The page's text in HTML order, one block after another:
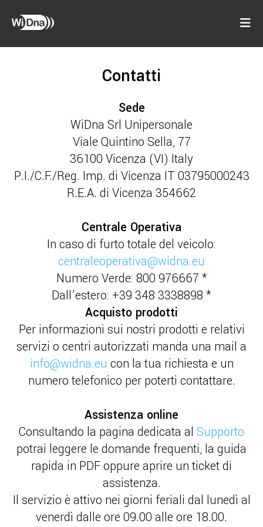
Contatti
Sede
WiDna Srl Unipersonale
Viale Quintino Sella, 77
36100 Vicenza (VI) Italy
P.I./C.F./Reg. Imp. di Vicenza IT 03795000243
R.E.A. di Vicenza 354662
Centrale Operativa
In caso di furto totale del veicolo:
centraleoperativa@widna.eu
Numero Verde: 800 976667 *
Dall’estero: +39 348 3338898 *
Acquisto prodotti
Per informazioni sui nostri prodotti e relativi
servizi o centri autorizzati manda una mail a
info@widna.eu con la tua richiesta e un
numero telefonico per poterti contattare.
Assistenza online
Consultando la pagina dedicata al Supporto
potrai leggere le domande frequenti, la guida
rapida in PDF oppure aprire un ticket di
assistenza.
Il servizio è attivo nei giorni feriali dal lunedì al
venerdì dalle ore 09.00 alle ore 18.00.